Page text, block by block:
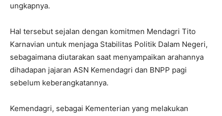
ungkapnya.
Hal tersebut sejalan dengan komitmen Mendagri Tito
Karnavian untuk menjaga Stabilitas Politik Dalam Negeri,
sebagaimana diutarakan saat menyampaikan arahannya
dihadapan jajaran ASN Kemendagri dan BNPP pagi
sebelum keberangkatannya.
Kemendagri, sebagai Kementerian yang melakukan